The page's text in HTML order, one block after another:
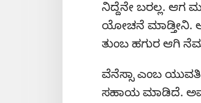
ನಿದ್ದೆನೇ ಬರಲ್ಲ. ಆಗ
ಯೋಚನೆ ಮಾಡ್ತೀನಿ.
ತುಂಬ ಹಗುರ ಆಗಿ
ವೆನೆಸ್ಸಾ ಎಂಬ
ಸಹಾಯ ಮಾಡಿದೆ.